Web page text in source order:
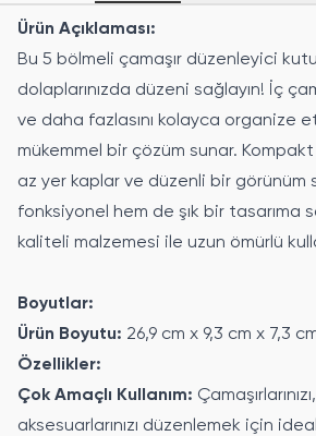
Ürün Açıklaması:
Bu 5 bölmeli çamaşır düzenleyici
dolaplarınızda düzeni sağlayın! İç
ve daha fazlasını kolayca organize
mükemmel bir çözüm sunar. Kompakt
az yer kaplar ve düzenli bir görünüm
fonksiyonel hem de şık bir tasarıma
kaliteli malzemesi ile uzun ömürlü
Boyutlar:
Ürün Boyutu: 26,9 cm x 9,3 cm x 7,3
Özellikler:
Çok Amaçlı Kullanım:
aksesuarlarınızı düzenlemek için